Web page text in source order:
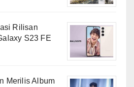
Rilisan
S23 FE
Merilis Album